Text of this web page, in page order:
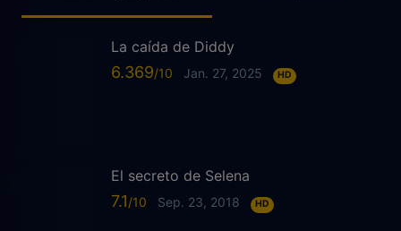
La caída de Diddy
6.369 Jan. 27, 2025 HD
El secreto de Selena
7.1 Sep. 23, 2018 HD